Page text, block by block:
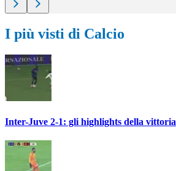
I più visti di Calcio
Inter-Juve 2-1: gli highlights della